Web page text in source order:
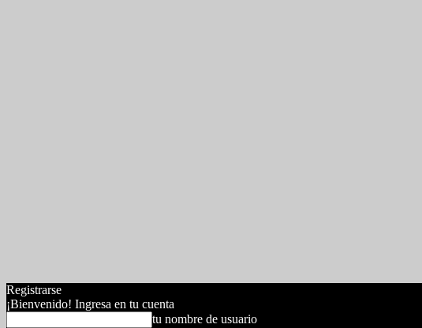
Registrarse
¡Bienvenido! Ingresa en tu cuenta
tu nombre de usuario